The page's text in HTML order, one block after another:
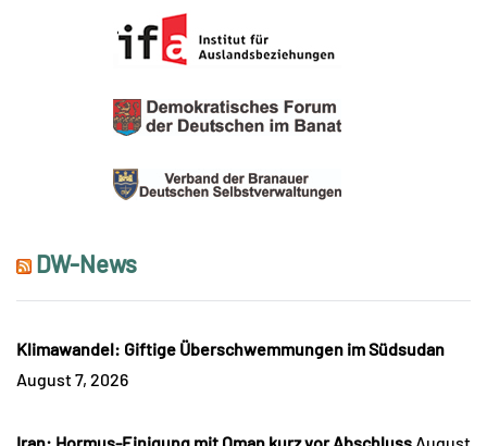
DW-News
Klimawandel: Giftige Überschwemmungen im Südsudan
August 7, 2026
Iran: Hormus-Einigung mit Oman kurz vor Abschluss August